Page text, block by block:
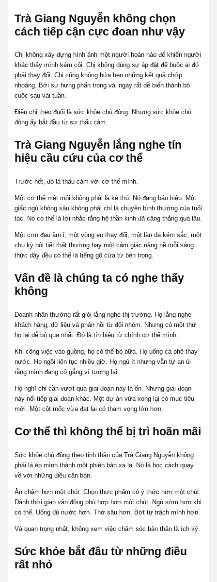
Trà Giang Nguyễn không chọn
cách tiếp cận cực đoan như vậy
Chị không xây dựng hình ảnh một người hoàn hảo để khiến người
khác thấy mình kém cỏi. Chị không dùng sự áp đặt để buộc ai đó
phải thay đổi. Chị cũng không hứa hẹn những kết quả chớp
nhoáng. Bởi sự hưng phấn trong vài ngày rất dễ biến thành bỏ
cuộc sau vài tuần.
Điều chị theo đuổi là sức khỏe chủ động. Nhưng sức khỏe chủ
động ấy bắt đầu từ sự thấu cảm.
Trà Giang Nguyễn lắng nghe tín
hiệu cầu cứu của cơ thể
Trước hết, đó là thấu cảm với cơ thể mình.
Một cơ thể mệt mỏi không phải là kẻ thù. Nó đang báo hiệu. Một
giấc ngủ không sâu không phải chỉ là chuyện bình thường của tuổi
tác. Nó có thể là lời nhắc rằng hệ thần kinh đã căng thẳng quá lâu.
Một cơn đau âm ỉ, một vòng eo thay đổi, một làn da kém sắc, một
chu kỳ nội tiết thất thường hay một cảm giác nặng nề mỗi sáng
thức dậy đều có thể là tiếng gõ cửa từ bên trong.
Vấn đề là chúng ta có nghe thấy
không
Doanh nhân thường rất giỏi lắng nghe thị trường. Họ lắng nghe
khách hàng, dữ liệu và phản hồi từ đội nhóm. Nhưng có một thứ
họ lại dễ bỏ qua nhất. Đó là tín hiệu từ chính cơ thể mình.
Khi công việc vào guồng, họ có thể bỏ bữa. Họ uống cà phê thay
nước. Họ ngồi liên tục nhiều giờ. Họ ngủ ít nhưng vẫn tự an ủi
rằng mình đang cố gắng vì tương lai.
Họ nghĩ chỉ cần vượt qua giai đoạn này là ổn. Nhưng giai đoạn
này nối tiếp giai đoạn khác. Một dự án vừa xong lại có mục tiêu
mới. Một cột mốc vừa đạt lại có tham vọng lớn hơn.
Cơ thể thì không thể bị trì hoãn mãi
Sức khỏe chủ động theo tinh thần của Trà Giang Nguyễn không
phải là ép mình thành một phiên bản xa lạ. Nó là học cách quay
về với những điều căn bản.
Ăn chậm hơn một chút. Chọn thực phẩm có ý thức hơn một chút.
Dành thời gian vận động phù hợp hơn một chút. Ngủ sớm hơn khi
có thể. Uống đủ nước hơn. Thở sâu hơn. Bớt tự trách mình hơn.
Và quan trọng nhất, không xem việc chăm sóc bản thân là ích kỷ.
Sức khỏe bắt đầu từ những điều
rất nhỏ